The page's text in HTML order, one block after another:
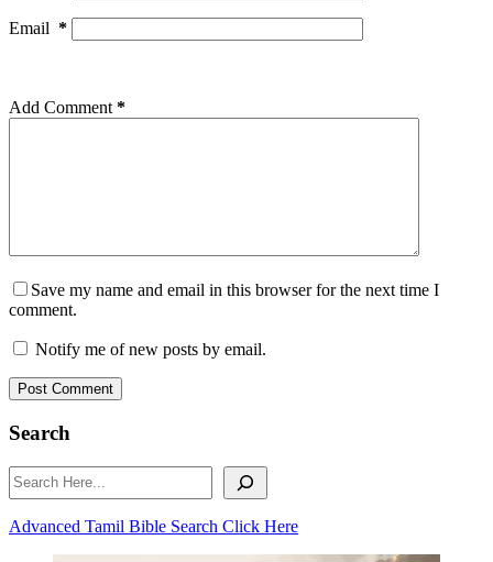
Email *
Add Comment *
Save my name and email in this browser for the next time I
comment.
Notify me of new posts by email.
Post Comment
Search
Search
Advanced Tamil Bible Search Click Here